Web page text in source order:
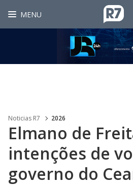
MENU
Noticias R7 2026
Elmano de
intenções de
governo do